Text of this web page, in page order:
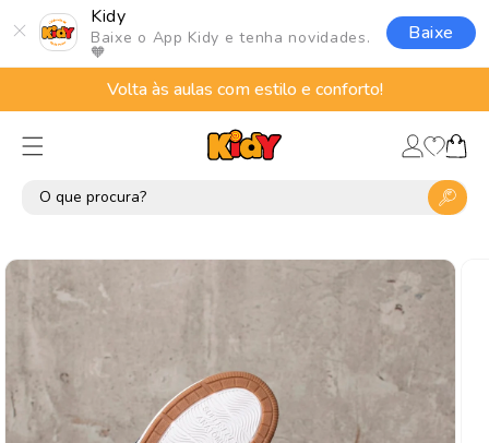
Kidy
Baixe o App Kidy e tenha novidades.
🧡
Baixe
para o
conteúdo
Volta às aulas com estilo e conforto!
Fazer
login
Lista
deCarrinho
informações
do produto